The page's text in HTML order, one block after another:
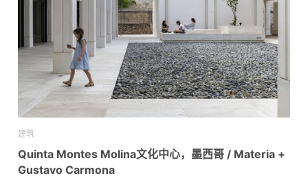
建筑
Quinta Montes Molina文化中心，墨西哥 / Materia +
Gustavo Carmona